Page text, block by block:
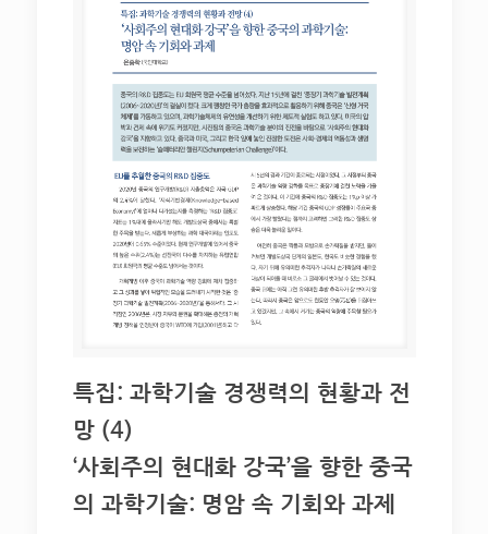
특집: 과학기술 경쟁력의 현황과 전
망 (4)
‘사회주의 현대화 강국’을 향한 중국
의 과학기술: 명암 속 기회와 과제